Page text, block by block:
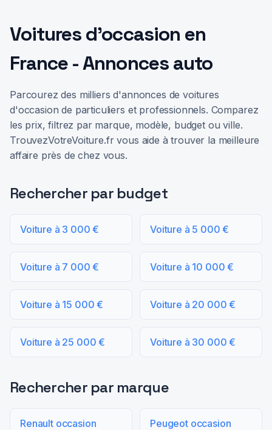
Voitures d'occasion en
France - Annonces auto
Parcourez des milliers d'annonces de voitures
d'occasion de particuliers et professionnels. Comparez
les prix, filtrez par marque, modèle, budget ou ville.
TrouvezVotreVoiture.fr vous aide à trouver la meilleure
affaire près de chez vous.
Rechercher par budget
Voiture à 3 000 € Voiture à 5 000 €
Voiture à 7 000 € Voiture à 10 000 €
Voiture à 15 000 € Voiture à 20 000 €
Voiture à 25 000 € Voiture à 30 000 €
Rechercher par marque
Renault occasion Peugeot occasion